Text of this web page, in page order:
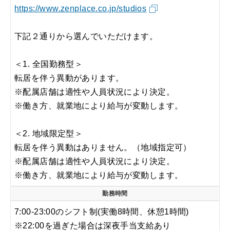
https://www.zenplace.co.jp/studios
下記２通りから選んでいただけます。
＜1. 全国勤務型＞
転居を伴う異動があります。
※配属店舗は適性や人員状況により決定。
※働き方、就業地により給与が変動します。
＜2. 地域限定型＞
転居を伴う異動はありません。（地域指定可）
※配属店舗は適性や人員状況により決定。
※働き方、就業地により給与が変動します。
勤務時間
7:00-23:00のシフト制(実働8時間、休憩1時間)
※22:00を過ぎた場合は深夜手当支給あり